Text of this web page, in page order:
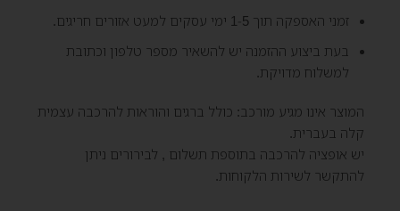
זמני האספקה תוך 1-5 ימי עסקים למעט אזורים חריגים.
בעת ביצוע ההזמנה יש להשאיר מספר טלפון וכתובת
למשלוח מדויקת.
המוצר אינו מגיע מורכב: כולל ברגים והוראות להרכבה עצמית
קלה בעברית.
יש אופציה להרכבה בתוספת תשלום , לבירורים ניתן
להתקשר לשירות הלקוחות.